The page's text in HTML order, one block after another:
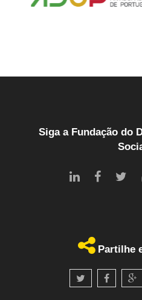
Siga a Fundação do
Partilhe